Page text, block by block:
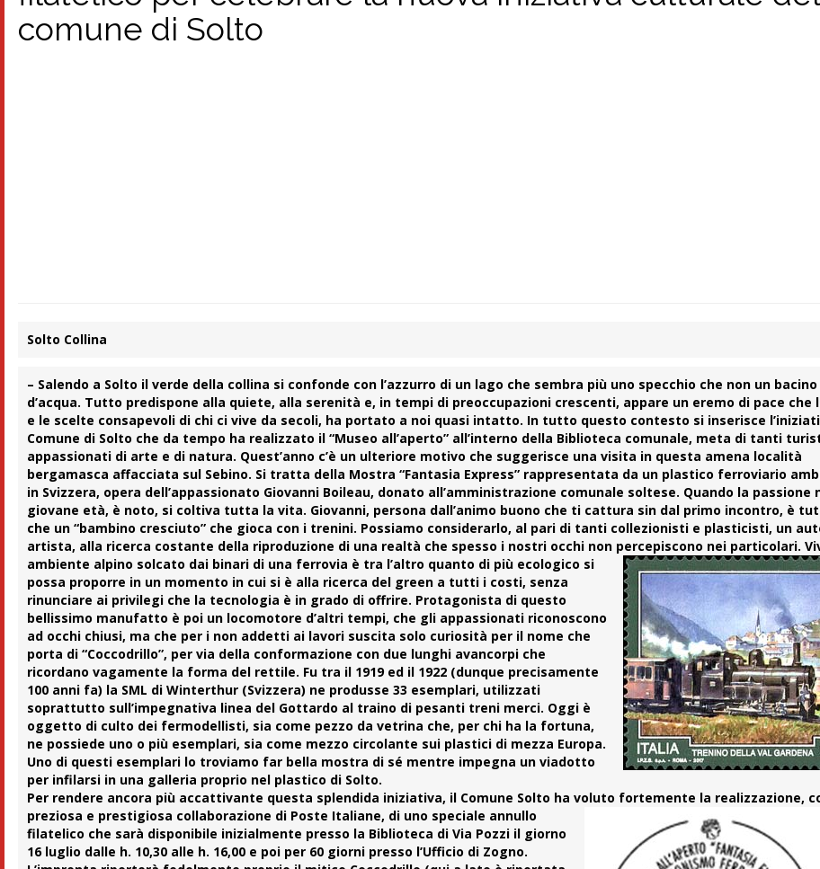
comune di Solto
Solto Collina
– Salendo a Solto il verde della collina si confonde con l’azzurro di un lago che sembra più uno specchio che non un
d’acqua. Tutto predispone alla quiete, alla serenità e, in tempi di preoccupazioni crescenti, appare un eremo di pace che
e le scelte consapevoli di chi ci vive da secoli, ha portato a noi quasi intatto. In tutto questo contesto si inserisce
Comune di Solto che da tempo ha realizzato il “Museo all’aperto” all’interno della Biblioteca comunale, meta di tanti
appassionati di arte e di natura. Quest’anno c’è un ulteriore motivo che suggerisce una visita in questa amena località
bergamasca affacciata sul Sebino. Si tratta della Mostra “Fantasia Express” rappresentata da un plastico ferroviario
in Svizzera, opera dell’appassionato Giovanni Boileau, donato all’amministrazione comunale soltese. Quando la passione
giovane età, è noto, si coltiva tutta la vita. Giovanni, persona dall’animo buono che ti cattura sin dal primo incontro, è
che un “bambino cresciuto” che gioca con i trenini. Possiamo considerarlo, al pari di tanti collezionisti e plasticisti, un
artista, alla ricerca costante della riproduzione di una realtà che spesso i nostri occhi non percepiscono nei particolari.
ambiente alpino solcato dai binari di una ferrovia è tra l’altro quanto di più ecologico si
possa proporre in un momento in cui si è alla ricerca del green a tutti i costi, senza
rinunciare ai privilegi che la tecnologia è in grado di offrire. Protagonista di questo
bellissimo manufatto è poi un locomotore d’altri tempi, che gli appassionati riconoscono
ad occhi chiusi, ma che per i non addetti ai lavori suscita solo curiosità per il nome che
porta di “Coccodrillo”, per via della conformazione con due lunghi avancorpi che
ricordano vagamente la forma del rettile. Fu tra il 1919 ed il 1922 (dunque precisamente
100 anni fa) la SML di Winterthur (Svizzera) ne produsse 33 esemplari, utilizzati
soprattutto sull’impegnativa linea del Gottardo al traino di pesanti treni merci. Oggi è
oggetto di culto dei fermodellisti, sia come pezzo da vetrina che, per chi ha la fortuna,
ne possiede uno o più esemplari, sia come mezzo circolante sui plastici di mezza Europa.
Uno di questi esemplari lo troviamo far bella mostra di sé mentre impegna un viadotto
per infilarsi in una galleria proprio nel plastico di Solto.
Per rendere ancora più accattivante questa splendida iniziativa, il Comune Solto ha voluto fortemente la realizzazione,
preziosa e prestigiosa collaborazione di Poste Italiane, di uno speciale annullo
filatelico che sarà disponibile inizialmente presso la Biblioteca di Via Pozzi il giorno
16 luglio dalle h. 10,30 alle h. 16,00 e poi per 60 giorni presso l’Ufficio di Zogno.